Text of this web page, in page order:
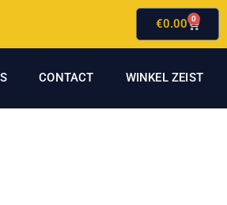
€0.00 0
CONTACT WINKEL ZEIST